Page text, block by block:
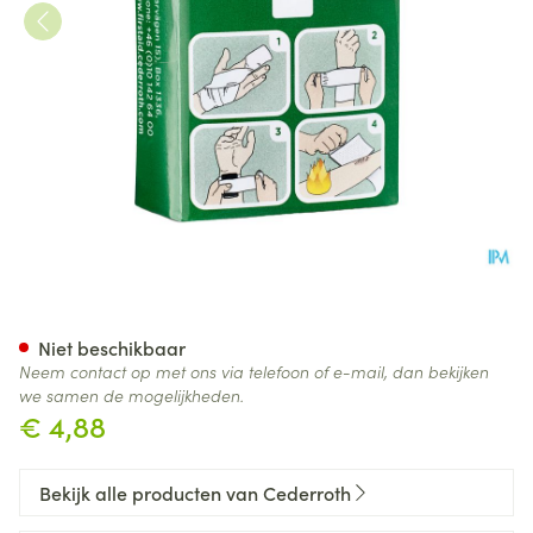
€ 4,88
Niet beschikbaar
Neem contact op met ons via telefoon of e-mail, dan bekijken
we samen de mogelijkheden.
Bekijk alle producten van Cederroth